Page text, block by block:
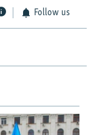
Follow us